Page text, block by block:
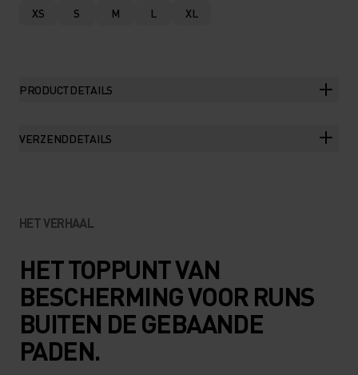
XS S M L XL
PRODUCTDETAILS
VERZENDDETAILS
HET VERHAAL
HET TOPPUNT VAN
BESCHERMING VOOR RUNS
BUITEN DE GEBAANDE
PADEN.